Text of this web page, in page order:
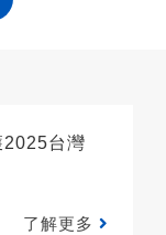
2025台灣
了解更多